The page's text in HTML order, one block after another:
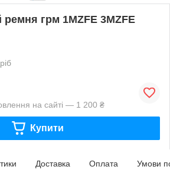
грм 1MZFE 3MZFE
на сайті — 1 200 ₴
Купити
Доставка Оплата Умови